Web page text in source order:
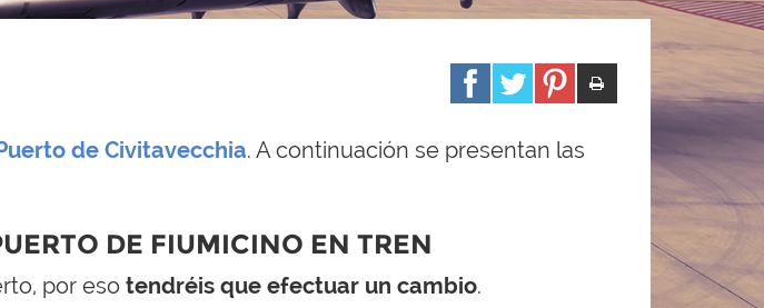
de Civitavecchia. A continuación se presentan las
DE FIUMICINO EN TREN
por eso tendréis que efectuar un cambio.